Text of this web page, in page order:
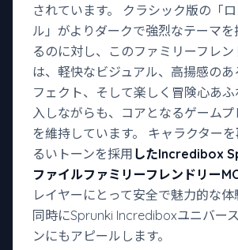
されています。 クラシック版の「
ル」がよりダークで強烈なテーマ
るのに対し、このファミリーフレン
は、軽快なビジュアル、高揚感の
フェクト、そして楽しく冒険心あ
入しながらも、コアとなるゲーム
を維持しています。 キャラクター
るいトーンを採用 したIncredibox
ファイルファミリーフレンドリー
レイヤーにとって安全で魅力的な体
同時にSprunki Incrediboxユニバー
ンにもアピールします。